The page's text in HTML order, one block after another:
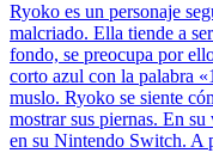
Ryoko es un personaje
malcriado. Ella tiende a
fondo, se preocupa por
corto azul con la palabra
muslo. Ryoko se siente
mostrar sus piernas. En
en su Nintendo Switch. A